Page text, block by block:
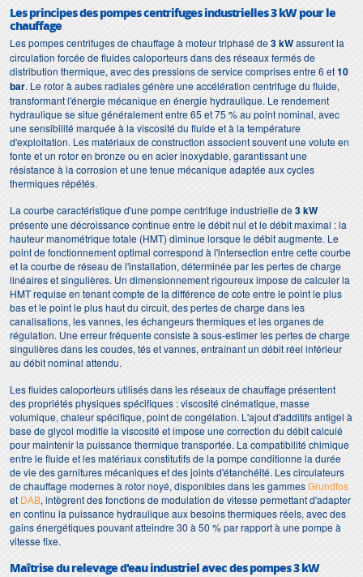
Les principes des pompes centrifuges industrielles 3 kW pour le
chauffage
Les pompes centrifuges de chauffage à moteur triphasé de3 kWassurent la
circulation forcée de fluides caloporteurs dans des réseaux fermés de
distribution thermique, avec des pressions de service comprises entre 6 et10
bar. Le rotor à aubes radiales génère une accélération centrifuge du fluide,
transformant l'énergie mécanique en énergie hydraulique. Le rendement
hydraulique se situe généralement entre 65 et 75 % au point nominal, avec
une sensibilité marquée à la viscosité du fluide et à la température
d'exploitation. Les matériaux de construction associent souvent une volute en
fonte et un rotor en bronze ou en acier inoxydable, garantissant une
résistance à la corrosion et une tenue mécanique adaptée aux cycles
thermiques répétés.
La courbe caractéristique d'une pompe centrifuge industrielle de3 kW
présente une décroissance continue entre le débit nul et le débit maximal : la
hauteur manométrique totale (HMT) diminue lorsque le débit augmente. Le
point de fonctionnement optimal correspond à l'intersection entre cette courbe
et la courbe de réseau de l'installation, déterminée par les pertes de charge
linéaires et singulières. Un dimensionnement rigoureux impose de calculer la
HMT requise en tenant compte de la différence de cote entre le point le plus
bas et le point le plus haut du circuit, des pertes de charge dans les
canalisations, les vannes, les échangeurs thermiques et les organes de
régulation. Une erreur fréquente consiste à sous-estimer les pertes de charge
singulières dans les coudes, tés et vannes, entraînant un débit réel inférieur
au débit nominal attendu.
Les fluides caloporteurs utilisés dans les réseaux de chauffage présentent
des propriétés physiques spécifiques : viscosité cinématique, masse
volumique, chaleur spécifique, point de congélation. L'ajout d'additifs antigel à
base de glycol modifie la viscosité et impose une correction du débit calculé
pour maintenir la puissance thermique transportée. La compatibilité chimique
entre le fluide et les matériaux constitutifs de la pompe conditionne la durée
de vie des garnitures mécaniques et des joints d'étanchéité. Les circulateurs
de chauffage modernes à rotor noyé, disponibles dans les gammesGrundfos
et DAB, intègrent des fonctions de modulation de vitesse permettant d'adapter
en continu la puissance hydraulique aux besoins thermiques réels, avec des
gains énergétiques pouvant atteindre 30 à 50 % par rapport à une pompe à
vitesse fixe.
Maîtrise du relevage d'eau industriel avec des pompes 3 kW